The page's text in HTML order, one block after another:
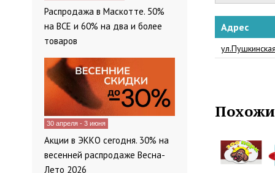
выбор.
Магазин
Зоомагазин
различные
нашем веб-
Адрес
Распродажа в Маскотте. 50%
на ВСЕ и 60% на два и более
товаров
30 апреля - 3 июня
Акции в ЭККО сегодня. 30% на
весенней распродаже Весна-
Лето 2026